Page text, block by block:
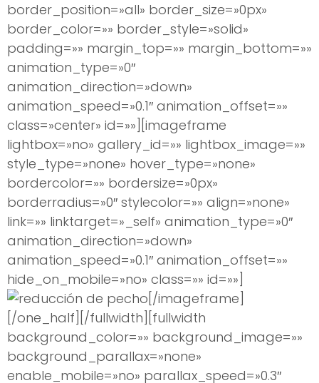
border_position=»all» border_size=»0px»
border_color=»» border_style=»solid»
padding=»» margin_top=»» margin_bottom=»»
animation_type=»0″
animation_direction=»down»
animation_speed=»0.1″ animation_offset=»»
class=»center» id=»»][imageframe
lightbox=»no» gallery_id=»» lightbox_image=»»
style_type=»none» hover_type=»none»
bordercolor=»» bordersize=»0px»
borderradius=»0″ stylecolor=»» align=»none»
link=»» linktarget=»_self» animation_type=»0″
animation_direction=»down»
animation_speed=»0.1″ animation_offset=»»
hide_on_mobile=»no» class=»» id=»»]
[/imageframe]
[/one_half][/fullwidth][fullwidth
background_color=»» background_image=»»
background_parallax=»none»
enable_mobile=»no» parallax_speed=»0.3″